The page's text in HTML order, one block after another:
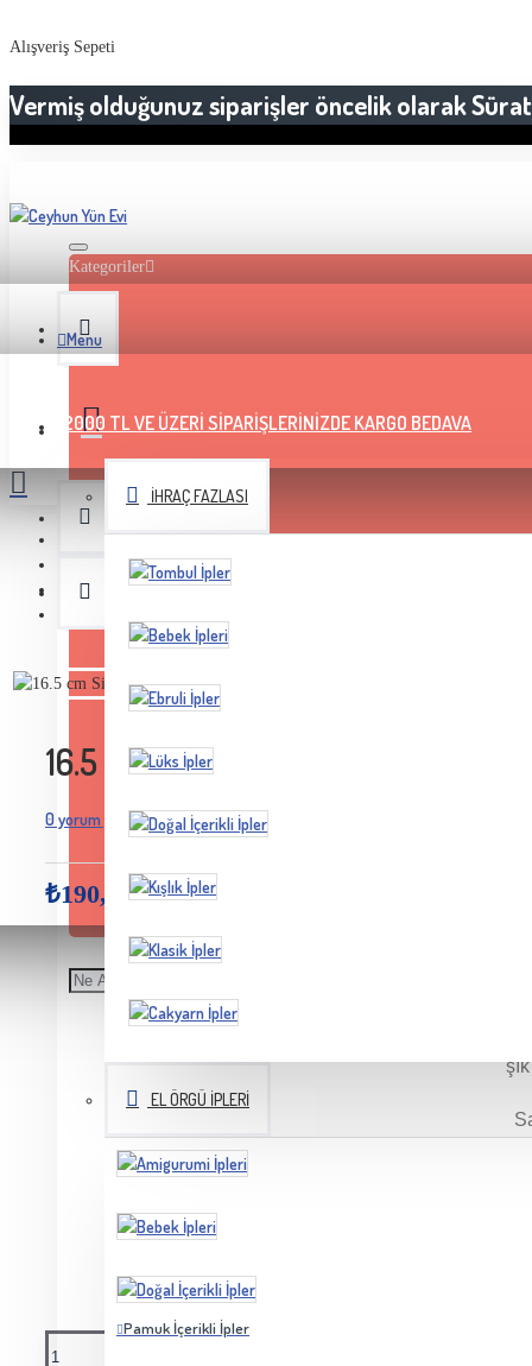
Alışveriş Sepeti
Vermiş olduğunuz siparişler öncelik olarak
Kategoriler
Menu
İHRAÇ FAZLASI
EL ÖRGÜ İPLERI
Pamuk İçerikli İpler
2000 TL VE ÜZERI SIPARIŞLERINIZDE KARGO BEDAVA
16.5 cm Siyah Toplu Dikdörtgen
0 yorum yapılmış. - Yorum Yap
₺190,00
UYARI: